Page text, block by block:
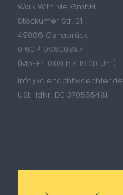
Walk With Me GmbH
Stockumer Str. 31
49086 Osnabrück
0160 / 99800387
(Mo-Fr 10:00 bis 19:00 Uhr)
info@dienachtwaechter.de
USt.-IdNr. DE 370565481